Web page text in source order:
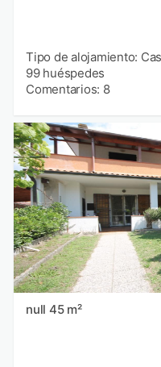
Tipo de alojamiento:
99 huéspedes
Comentarios: 8
null 45 m²